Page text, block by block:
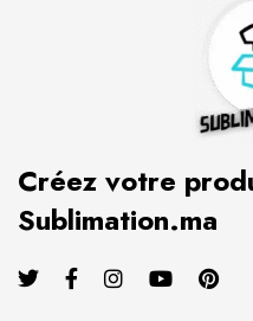
Créez votre
Sublimation.ma